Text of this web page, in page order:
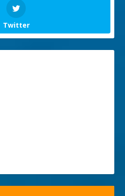
Twitter